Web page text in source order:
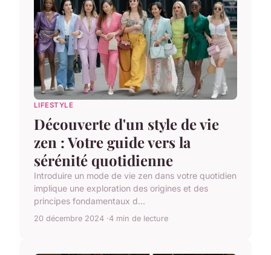
LIFESTYLE
Découverte d'un style de vie
zen : Votre guide vers la
sérénité quotidienne
Introduire un mode de vie zen dans votre quotidien
implique une exploration des origines et des
principes fondamentaux d...
20 décembre 2024 4 min de lecture